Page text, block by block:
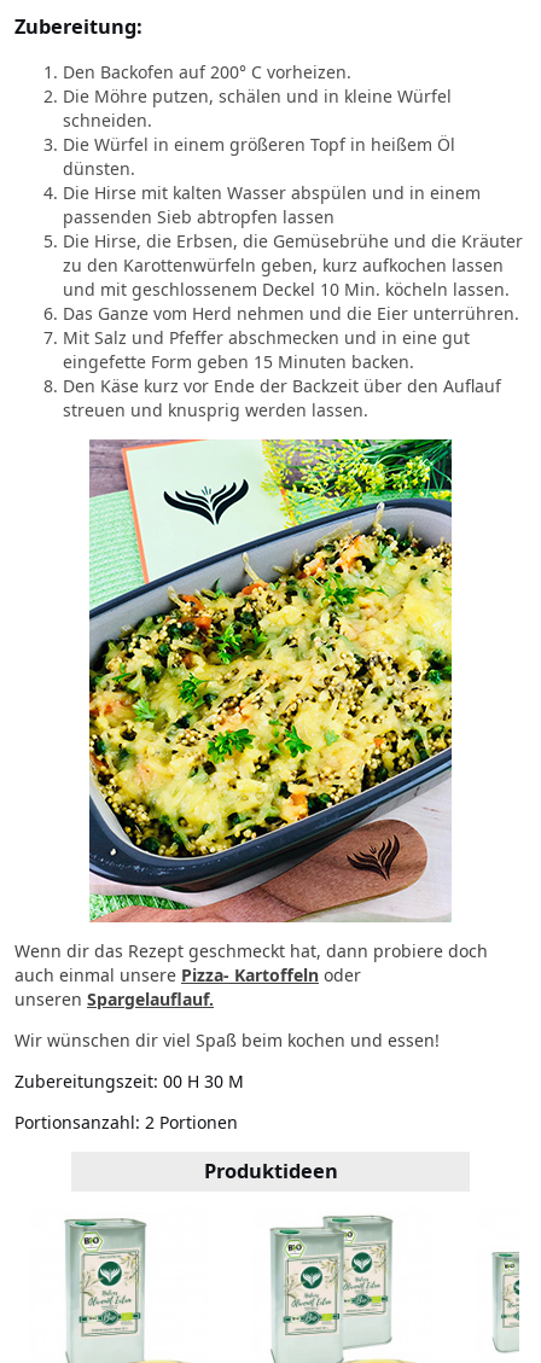
Zubereitung:
Den Backofen auf 200° C vorheizen.
Die Möhre putzen, schälen und in kleine Würfel
schneiden.
Die Würfel in einem größeren Topf in heißem Öl
dünsten.
Die Hirse mit kalten Wasser abspülen und in einem
passenden Sieb abtropfen lassen
Die Hirse, die Erbsen, die Gemüsebrühe und die Kräuter
zu den Karottenwürfeln geben, kurz aufkochen lassen
und mit geschlossenem Deckel 10 Min. köcheln lassen.
Das Ganze vom Herd nehmen und die Eier unterrühren.
Mit Salz und Pfeffer abschmecken und in eine gut
eingefette Form geben 15 Minuten backen.
Den Käse kurz vor Ende der Backzeit über den Auflauf
streuen und knusprig werden lassen.
Wenn dir das Rezept geschmeckt hat, dann probiere doch
auch einmal unsere Pizza- Kartoffeln oder
unseren Spargelauflauf.
Wir wünschen dir viel Spaß beim kochen und essen!
Zubereitungszeit: 00 H 30 M
Portionsanzahl: 2 Portionen
Produktideen